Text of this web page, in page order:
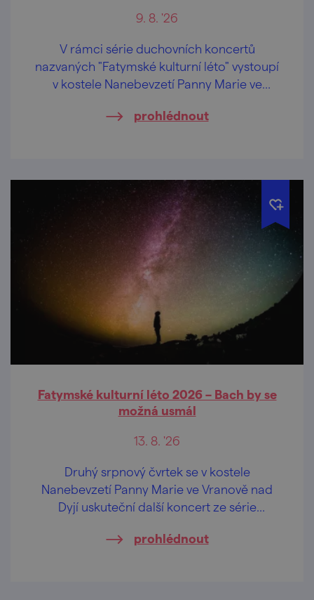
9. 8. '26
V rámci série duchovních koncertů
nazvaných "Fatymské kulturní léto" vystoupí
v kostele Nanebevzetí Panny Marie ve
Marie Fuxová.
prohlédnout
Fatymské kulturní léto 2026 – Bach by se
možná usmál
13. 8. '26
Druhý srpnový čvrtek se v kostele
Nanebevzetí Panny Marie ve Vranově nad
Dyjí uskuteční další koncert ze série
prohlédnout